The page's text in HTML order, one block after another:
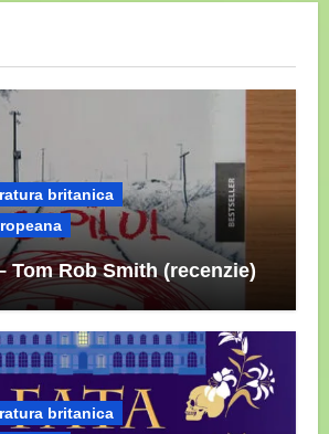
britanica
Tom Rob Smith (recenzie)
britanica